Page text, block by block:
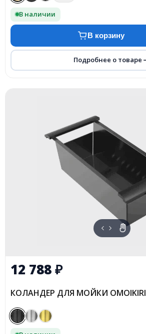
В наличии
В корзину
Подробнее о товаре
12 788₽
КОЛАНДЕР ДЛЯ МОЙКИ OMOIKIRI